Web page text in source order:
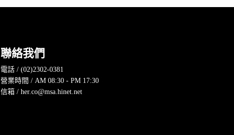
聯絡我們
電話 / (02)2302-0381
營業時間 / AM 08:30 - PM 17:30
信箱 / her.co@msa.hinet.net